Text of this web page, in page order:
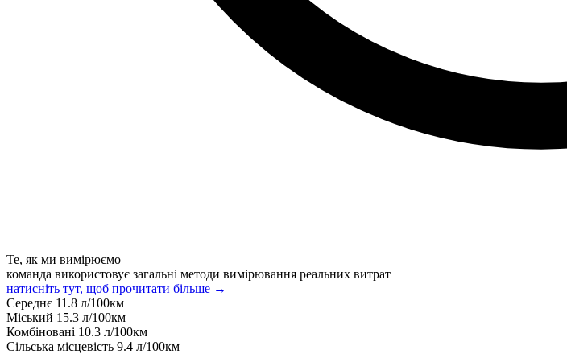
Те, як ми вимірюємо
команда використовує загальні методи вимірювання реальних витрат
натисніть тут, щоб прочитати більше →
Середнє 11.8 л/100км
Міський 15.3 л/100км
Комбіновані 10.3 л/100км
Сільська місцевість 9.4 л/100км